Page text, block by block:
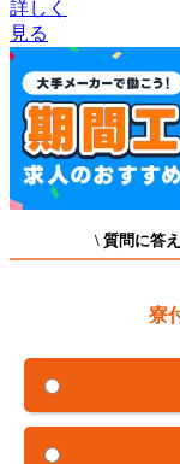
詳しく
見る
\ 質問に答え
寮